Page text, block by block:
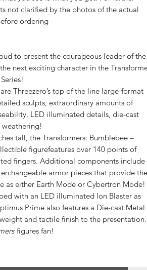
not clarified by the photos of the actual
ordering
to present the courageous leader of the
next exciting character in the
Threezero’s top of the line large-format
sculpts, extraordinary amounts of
LED illuminated details, die-cast
tall, the Transformers: Bumblebee –
figurefeatures over 140 points of
fingers. Additional components include
armor pieces that provide the
as either Earth Mode or Cybertron Mode!
with an LED illuminated Ion Blaster as
Prime also features a Die-cast Metal
and tactile finish to the presentation.
figures fan!